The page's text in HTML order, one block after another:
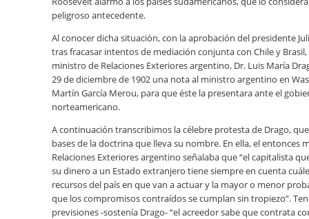
peligroso antecedente.
Al conocer dicha situación, con la aprobación del presidente
tras fracasar intentos de mediación conjunta con Chile y
ministro de Relaciones Exteriores argentino, Dr. Luis María
29 de diciembre de 1902 una nota al ministro argentino en
Martín García Merou, para que éste la presentara ante el
norteamericano.
A continuación transcribimos la célebre protesta de Drago,
bases de la doctrina que lleva su nombre. En ella, el entonces
Relaciones Exteriores argentino señalaba que “el capitalista
su dinero a un Estado extranjero tiene siempre en cuenta
recursos del país en que van a actuar y la mayor o menor
que los compromisos contraídos se cumplan sin tropiezo”.
previsiones -sostenía Drago- “el acreedor sabe que contrata